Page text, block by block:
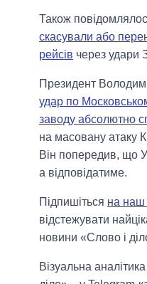
Також
скасували або
рейсів через удари
Президент
удар по
заводу абсолютно
на масовану атаку
Він попередив, що
а відповідатиме.
Підпишіться на наш
відстежувати
новини «Слово і
Візуальна